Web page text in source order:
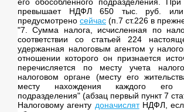
превышает НДФЛ 650 тыс. руб.
предусмотрено сейчас (п.7 ст.226 в
"7. Сумма налога, исчисленная по
соответствии со статьей 224
удержанная налоговым агентом у
отношении которого он признается
перечисляется по месту учета
налоговом органе (месту его
месту нахождения каждого его
подразделения" (абзац первый пункт 7
Налоговому агенту доначислятНДФЛ,